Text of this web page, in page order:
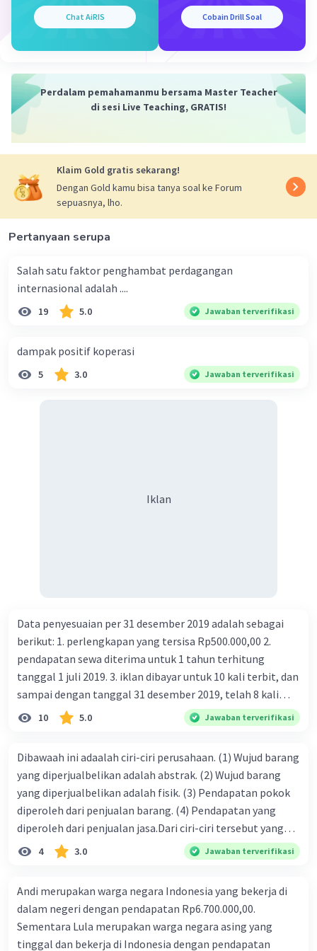
Iklan
Chat AiRIS Cobain Drill Soal
Perdalam pemahamanmu bersama Master Teacher
di sesi Live Teaching, GRATIS!
Klaim Gold gratis sekarang!
Dengan Gold kamu bisa tanya soal ke Forum
sepuasnya, lho.
Pertanyaan serupa
Salah satu faktor penghambat perdagangan
internasional adalah ....
19 5.0 Jawaban terverifikasi
dampak positif koperasi
5 3.0 Jawaban terverifikasi
Iklan
Data penyesuaian per 31 desember 2019 adalah sebagai
berikut: 1. perlengkapan yang tersisa Rp500.000,00 2.
pendapatan sewa diterima untuk 1 tahun terhitung
tanggal 1 juli 2019. 3. iklan dibayar untuk 10 kali terbit, dan
sampai dengan tanggal 31 desember 2019, telah 8 kali
terbit. 4. gaji terutang untuk periode berjalan sebesar
Rp800.000,00 dari data di atas, pencatatan jurnal pembalik
10 5.0 Jawaban terverifikasi
Dibawaah ini adaalah ciri-ciri perusahaan. (1) Wujud barang
yang diperjualbelikan adalah abstrak. (2) Wujud barang
yang diperjualbelikan adalah fisik. (3) Pendapatan pokok
diperoleh dari penjualan barang. (4) Pendapatan yang
diperoleh dari penjualan jasa.Dari ciri-ciri tersebut yang
merupakan ciri dari perusahaan dagang ditunjukan pada
nomor…. a. 1 dan 3 b. 3 dan 4 c. 2 dan 3 d. 1 dan 2 e. 2 dan 4
4 3.0 Jawaban terverifikasi
Andi merupakan warga negara Indonesia yang bekerja di
dalam negeri dengan pendapatan Rp6.700.000,00.
Sementara Lula merupakan warga negara asing yang
tinggal dan bekerja di Indonesia dengan pendapatan